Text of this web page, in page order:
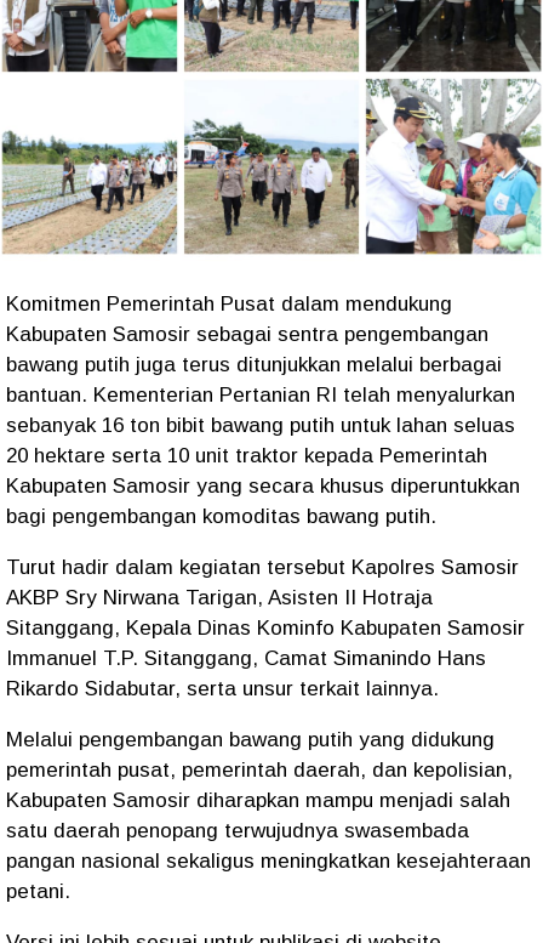
Komitmen Pemerintah Pusat dalam mendukung
Kabupaten Samosir sebagai sentra pengembangan
bawang putih juga terus ditunjukkan melalui berbagai
bantuan. Kementerian Pertanian RI telah menyalurkan
sebanyak 16 ton bibit bawang putih untuk lahan seluas
20 hektare serta 10 unit traktor kepada Pemerintah
Kabupaten Samosir yang secara khusus diperuntukkan
bagi pengembangan komoditas bawang putih.
Turut hadir dalam kegiatan tersebut Kapolres Samosir
AKBP Sry Nirwana Tarigan, Asisten II Hotraja
Sitanggang, Kepala Dinas Kominfo Kabupaten Samosir
Immanuel T.P. Sitanggang, Camat Simanindo Hans
Rikardo Sidabutar, serta unsur terkait lainnya.
Melalui pengembangan bawang putih yang didukung
pemerintah pusat, pemerintah daerah, dan kepolisian,
Kabupaten Samosir diharapkan mampu menjadi salah
satu daerah penopang terwujudnya swasembada
pangan nasional sekaligus meningkatkan kesejahteraan
petani.